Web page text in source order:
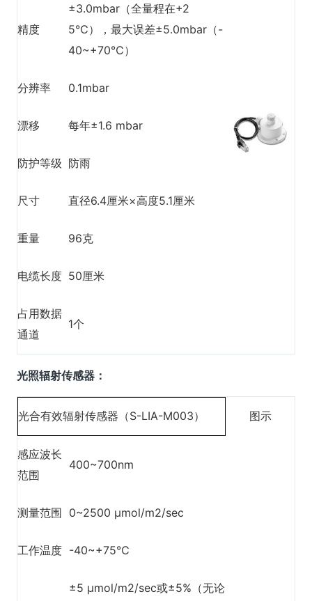
精度
±3.0mbar（全量程在+2
5℃），最大误差±5.0mbar（-
40~+70℃）
分辨率 0.1mbar
漂移 每年±1.6 mbar
防护等级 防雨
尺寸 直径6.4厘米×高度5.1厘米
重量 96克
电缆长度 50厘米
占用数据
通道
1个
光照辐射传感器：
光合有效辐射传感器（S-LIA-M003） 图示
感应波长
范围
400~700nm
测量范围 0~2500 μmol/m2/sec
工作温度 -40~+75℃
±5 μmol/m2/sec或±5%（无论